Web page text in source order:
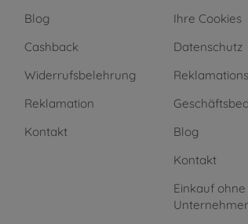
Blog
Cashback
Widerrufsbelehrung
Reklamation
Kontakt
Ihre Cookies
Datenschutz
Blog
Kontakt
Einkauf